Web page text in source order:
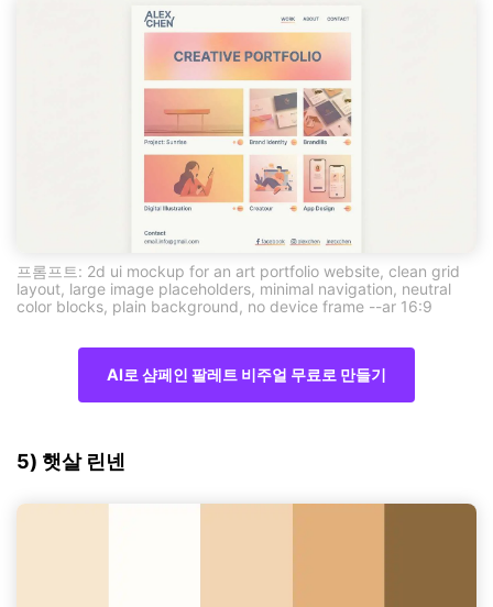
프롬프트: 2d ui mockup for an art portfolio website, clean grid
layout, large image placeholders, minimal navigation, neutral
color blocks, plain background, no device frame --ar 16:9
AI로 샴페인 팔레트 비주얼 무료로 만들기
5) 햇살 린넨